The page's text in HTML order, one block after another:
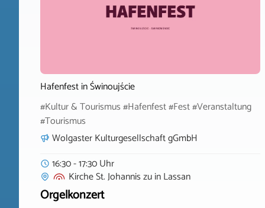
Hafenfest in Świnoujście
#Kultur & Tourismus #Hafenfest #Fest #Veranstaltung
#Tourismus
Wolgaster Kulturgesellschaft gGmbH
16:30 - 17:30 Uhr
Kirche St. Johannis zuinLassan
Orgelkonzert